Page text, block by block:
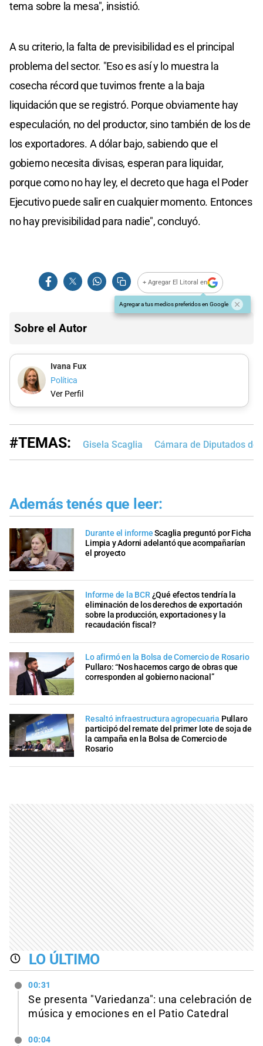
tema sobre la mesa", insistió.
A su criterio, la falta de previsibilidad es el principal
problema del sector. "Eso es así y lo muestra la
cosecha récord que tuvimos frente a la baja
liquidación que se registró. Porque obviamente hay
especulación, no del productor, sino también de los de
los exportadores. A dólar bajo, sabiendo que el
gobierno necesita divisas, esperan para liquidar,
porque como no hay ley, el decreto que haga el Poder
Ejecutivo puede salir en cualquier momento. Entonces
no hay previsibilidad para nadie", concluyó.
+ Agregar El Litoral en
Agregar a tus medios preferidos en Google
Sobre el Autor
Ivana Fux
Política
Ver Perfil
#TEMAS: Gisela Scaglia Cámara de Diputados de
Además tenés que leer:
Durante el informe Scaglia preguntó por Ficha
Limpia y Adorni adelantó que acompañarían
el proyecto
Informe de la BCR¿Qué efectos tendría la
eliminación de los derechos de exportación
sobre la producción, exportaciones y la
recaudación fiscal?
Lo afirmó en la Bolsa de Comercio de Rosario
Pullaro: “Nos hacemos cargo de obras que
corresponden al gobierno nacional”
Resaltó infraestructura agropecuaria Pullaro
participó del remate del primer lote de soja de
la campaña en la Bolsa de Comercio de
Rosario
LO ÚLTIMO
00:31
Se presenta "Variedanza": una celebración de
música y emociones en el Patio Catedral
00:04